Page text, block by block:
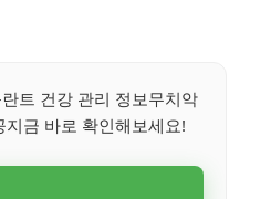
트 건강 관리 정보무치악
금 바로 확인해보세요!